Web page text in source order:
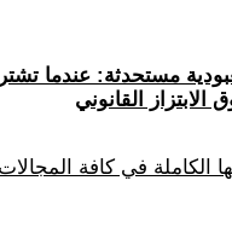
مستحدثة: عندما
القانوني
الكاملة في كافة المجالات